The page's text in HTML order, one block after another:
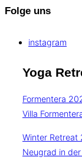
Folge uns
instagram
Yoga
Formentera
Villa
Winter Retreat
Neugrad in der